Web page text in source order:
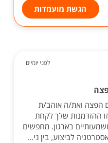
הגשת מועמדות
לפני יומיים
הפצה ואת/ה אוהב/ת
ההזדמנות שלך לקחת
בארגון. מחפשים
לביצוע, בין ני...